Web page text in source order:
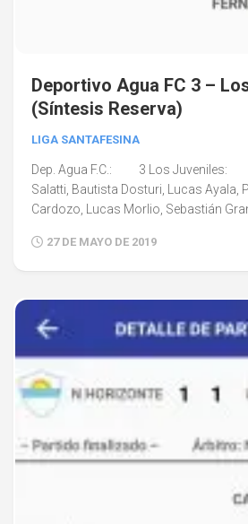
Deportivo Agua FC 3 –
(Síntesis Reserva)
LIGA SANTAFESINA
Dep. Agua F.C.: 3 Los Juveniles:
Salatti, Bautista Dosturi, Lucas Ayala,
Cardozo, Lucas Morlio, Sebastián
27 DE MAYO DE 2019